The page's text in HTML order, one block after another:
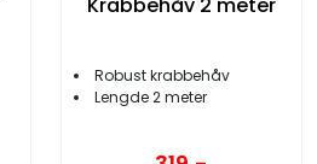
Robust krabbehåv
Lengde 2 meter